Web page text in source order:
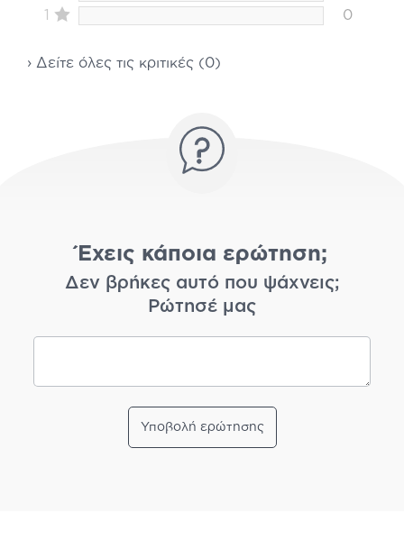
1
0
› Δείτε όλες τις κριτικές (0)
Έχεις κάποια ερώτηση;
Δεν βρήκες αυτό που ψάχνεις;
Ρώτησέ μας
Υποβολή ερώτησης